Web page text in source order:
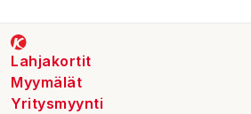
Kolhydrater 0 g
- varav socker 0 g
Protein 0 g
Salt 0 g
Lahjakortit
Myymälät
Yritysmyynti